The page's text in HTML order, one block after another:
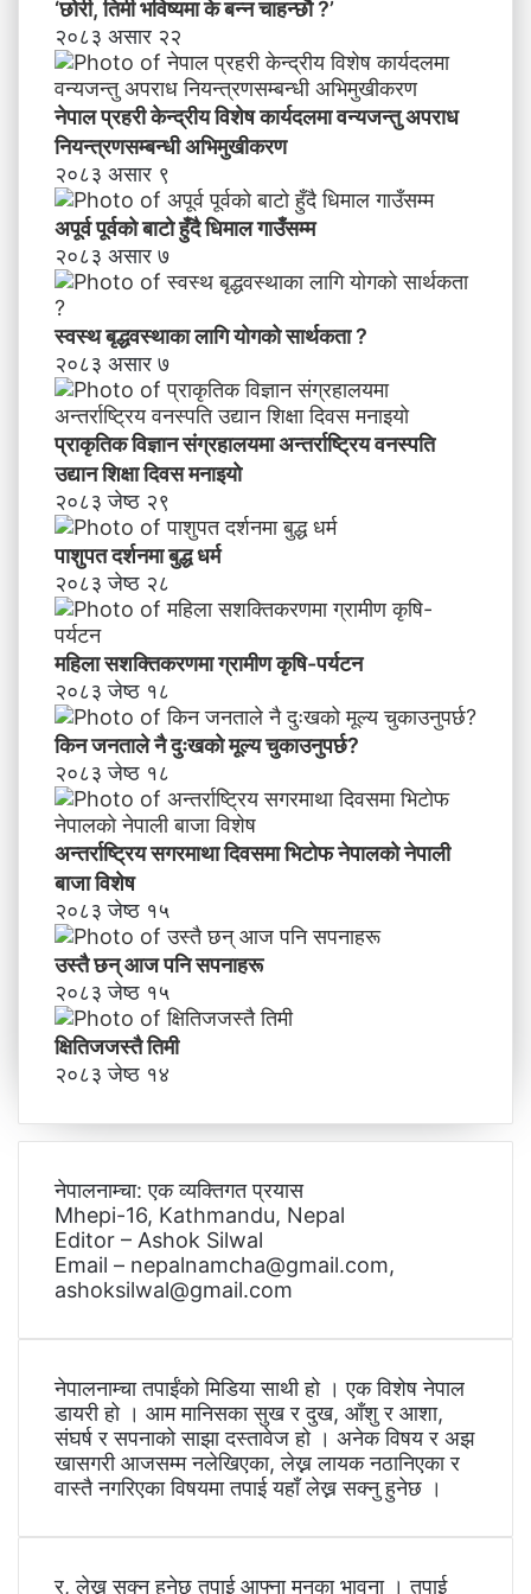
‘छोरी, तिमी भविष्यमा के बन्न चाहन्छौ ?’
२०८३ असार २२
नेपाल प्रहरी केन्द्रीय विशेष कार्यदलमा वन्यजन्तु अपराध
नियन्त्रणसम्बन्धी अभिमुखीकरण
२०८३ असार ९
अपूर्व पूर्वको बाटो हुँदै धिमाल गाउँसम्म
२०८३ असार ७
स्वस्थ बृद्धवस्थाका लागि योगको सार्थकता ?
२०८३ असार ७
प्राकृतिक विज्ञान संग्रहालयमा अन्तर्राष्ट्रिय वनस्पति
उद्यान शिक्षा दिवस मनाइयाे
२०८३ जेष्ठ २९
पाशुपत दर्शनमा बुद्ध धर्म​
२०८३ जेष्ठ २८
महिला सशक्तिकरणमा ग्रामीण कृषि-पर्यटन
२०८३ जेष्ठ १८
किन जनताले नै दुःखको मूल्य चुकाउनुपर्छ?
२०८३ जेष्ठ १८
अन्तर्राष्ट्रिय सगरमाथा दिवसमा भिटाेफ नेपालकाे नेपाली
बाजा विशेष
२०८३ जेष्ठ १५
उस्तै छन् आज पनि सपनाहरू
२०८३ जेष्ठ १५
क्षितिजजस्तै तिमी
२०८३ जेष्ठ १४
नेपालनाम्चा: एक व्यक्तिगत प्रयास
Mhepi-16, Kathmandu, Nepal
Editor – Ashok Silwal
Email – nepalnamcha@gmail.com,
ashoksilwal@gmail.com
नेपालनाम्चा तपाईंको मिडिया साथी हो । एक विशेष नेपाल
डायरी हो । आम मानिसका सुख र दुख, आँशु र आशा,
संघर्ष र सपनाको साझा दस्तावेज हो । अनेक विषय र अझ
खासगरी आजसम्म नलेखिएका, लेख्न लायक नठानिएका र
वास्तै नगरिएका विषयमा तपाई यहाँ लेख्न सक्नु हुनेछ ।
र, लेख्न सक्नु हुनेछ तपाई आफ्ना मनका भावना । तपाई